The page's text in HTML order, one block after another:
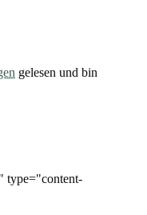
gelesen und bin
type="content-